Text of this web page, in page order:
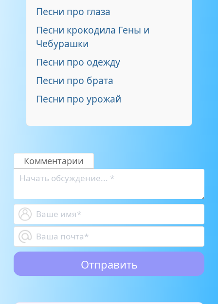
Песни про глаза
Песни крокодила Гены и
Чебурашки
Песни про одежду
Песни про брата
Песни про урожай
Комментарии